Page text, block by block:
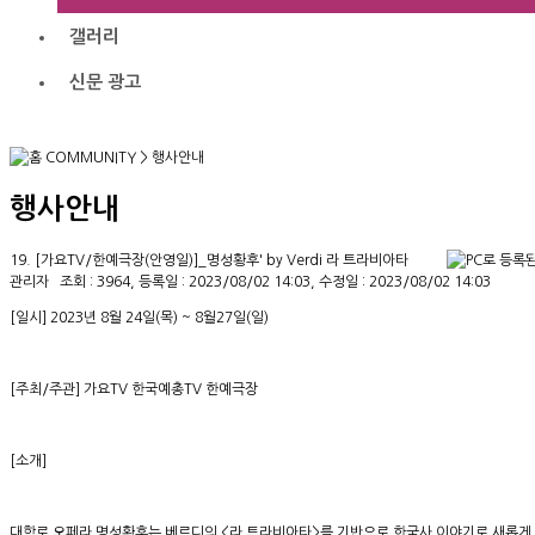
갤러리
신문 광고
COMMUNITY > 행사안내
행사안내
19. [가요TV/한예극장(안영일)]_명성황후' by Verdi 라 트라비아타
관리자 조회 : 3964, 등록일 : 2023/08/02 14:03, 수정일 : 2023/08/02 14:03
[일시] 2023년 8월 24일(목) ~ 8월27일(일)
[주최/주관] 가요TV 한국예총TV 한예극장
[소개]